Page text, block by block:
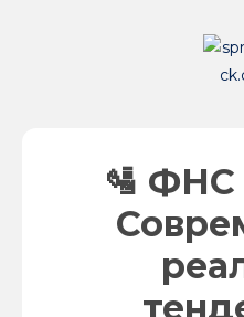
🛂 ФНС